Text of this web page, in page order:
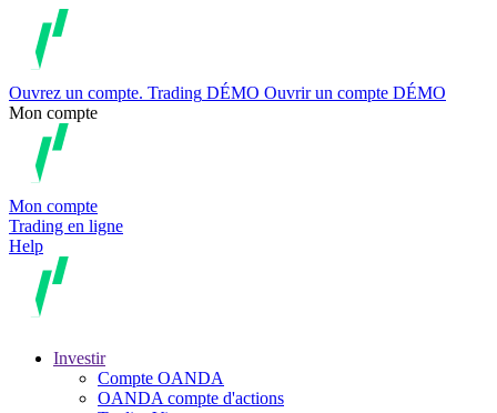
Ouvrez un compte. Trading DÉMO Ouvrir un compte DÉMO
Mon compte
Mon compte
Trading en ligne
Help
Investir
Compte OANDA
OANDA compte d'actions